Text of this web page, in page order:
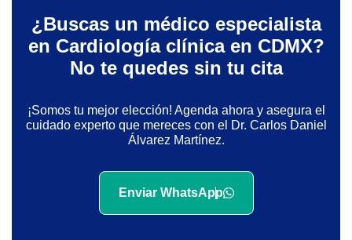
¿Buscas un médico especialista
en Cardiología clínica en CDMX?
No te quedes sin tu cita
¡Somos tu mejor elección! Agenda ahora y asegura el
cuidado experto que mereces con el Dr. Carlos Daniel
Álvarez Martínez.
Enviar WhatsApp